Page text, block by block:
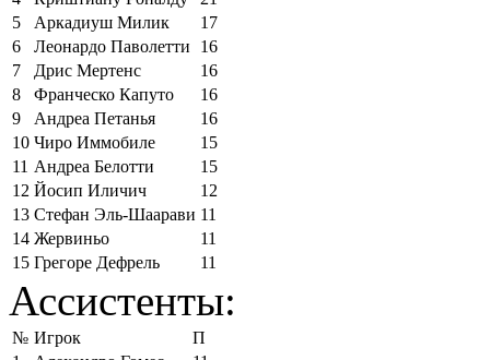
5
Аркадиуш Милик
17
6
Леонардо Паволетти
16
7
Дрис Мертенс
16
8
Франческо Капуто
16
9
Андреа Петанья
16
10 Чиро Иммобиле
15
11 Андреа Белотти
15
12 Йосип Иличич
12
13 Стефан Эль-Шаарави 11
14 Жервиньо
11
15 Грегоре Дефрель 11
Ассистенты:
№ Игрок
П